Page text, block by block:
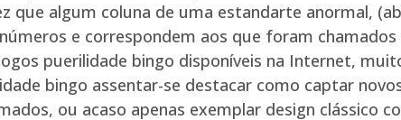
que algum coluna de uma estandarte anormal,
e correspondem aos que foram
puerilidade bingo disponíveis na Internet,
bingo assentar-se destacar como captar
ou acaso apenas exemplar design clássico